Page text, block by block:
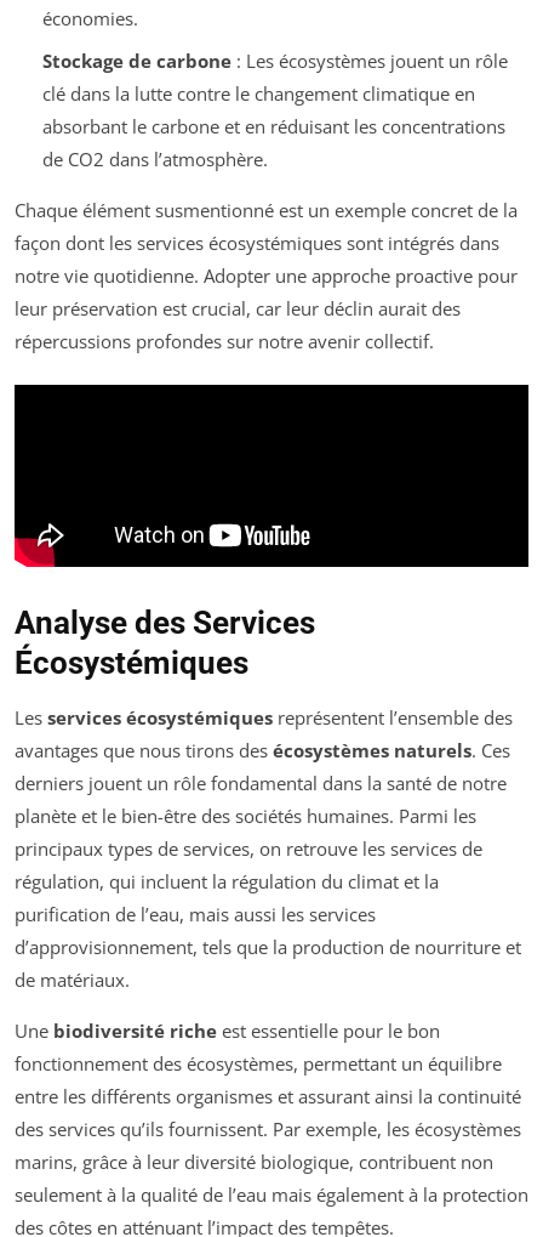
économies.
Stockage de carbone: Les écosystèmes jouent un rôle
clé dans la lutte contre le changement climatique en
absorbant le carbone et en réduisant les concentrations
de CO2 dans l’atmosphère.
Chaque élément susmentionné est un exemple concret de la
façon dont les services écosystémiques sont intégrés dans
notre vie quotidienne. Adopter une approche proactive pour
leur préservation est crucial, car leur déclin aurait des
répercussions profondes sur notre avenir collectif.
Analyse des Services
Écosystémiques
Les services écosystémiques représentent l’ensemble des
avantages que nous tirons des écosystèmes naturels. Ces
derniers jouent un rôle fondamental dans la santé de notre
planète et le bien-être des sociétés humaines. Parmi les
principaux types de services, on retrouve les services de
régulation, qui incluent la régulation du climat et la
purification de l’eau, mais aussi les services
d’approvisionnement, tels que la production de nourriture et
de matériaux.
Une biodiversité riche est essentielle pour le bon
fonctionnement des écosystèmes, permettant un équilibre
entre les différents organismes et assurant ainsi la continuité
des services qu’ils fournissent. Par exemple, les écosystèmes
marins, grâce à leur diversité biologique, contribuent non
seulement à la qualité de l’eau mais également à la protection
des côtes en atténuant l’impact des tempêtes.